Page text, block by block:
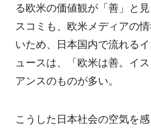
る欧米の価値観が「善」と
スコミも、欧米メディアの
いため、日本国内で流れる
ュースは、「欧米は善。イ
アンスのものが多い。
こうした日本社会の空気を